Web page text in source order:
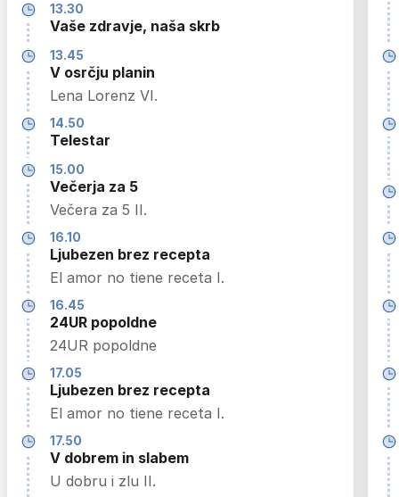
13.30
Vaše zdravje, naša skrb
13.45
V osrčju planin
Lena Lorenz VI.
14.50
Telestar
15.00
Večerja za 5
Večera za 5 II.
16.10
Ljubezen brez recepta
El amor no tiene receta I.
16.45
24UR popoldne
24UR popoldne
17.05
Ljubezen brez recepta
El amor no tiene receta I.
17.50
V dobrem in slabem
U dobru i zlu II.